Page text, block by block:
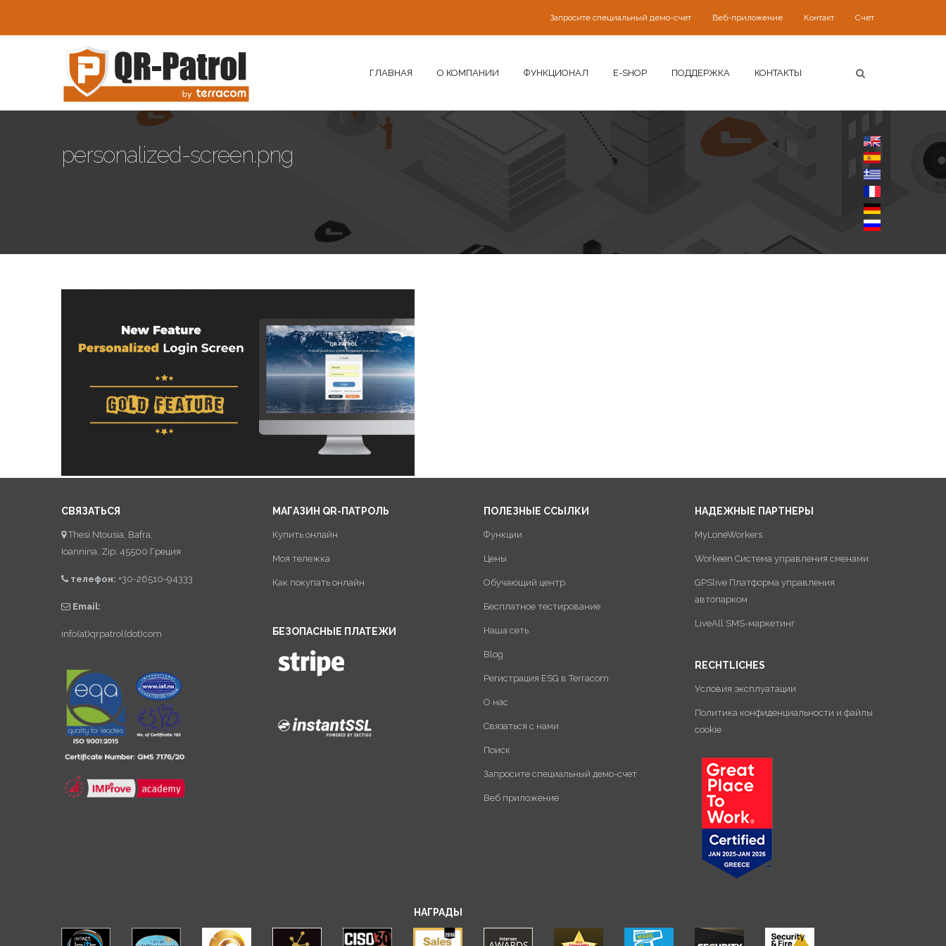
Запросите специальный демо-счет Веб-приложение Контакт Счет
ГЛАВНАЯ О КОМПАНИИ ФУНКЦИОНАЛ E-SHOP ПОДДЕРЖКА КОНТАКТЫ
personalized-screen.png
СВЯЗАТЬСЯ
Thesi Ntousia, Bafra,
Ioannina, Zip: 45500 Греция
телефон: +30-26510-94333
Email:
info(at)qrpatrol(dot)com
МАГАЗИН QR-ПАТРОЛЬ
Купить онлайн
Моя тележка
Как покупать онлайн
БЕЗОПАСНЫЕ ПЛАТЕЖИ
ПОЛЕЗНЫЕ ССЫЛКИ
Функции
Цены
Обучающий центр
Бесплатное тестирование
Наша сеть
Blog
Регистрация ESG в Terracom
О нас
Связаться с нами
Поиск
Запросите специальный демо-счет
Веб приложение
НАДЕЖНЫЕ ПАРТНЕРЫ
MyLoneWorkers
Workeen Система управления сменами
GPSlive Платформа управления
автопарком
LiveAll SMS-маркетинг
RECHTLICHES
Условия эксплуатации
Политика конфиденциальности и файлы
cookie
НАГРАДЫ